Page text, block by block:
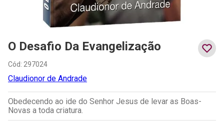
O Desafio Da Evangelização
Cód: 297024
Claudionor de Andrade
Obedecendo ao ide do Senhor Jesus de levar as Boas-
Novas a toda criatura.